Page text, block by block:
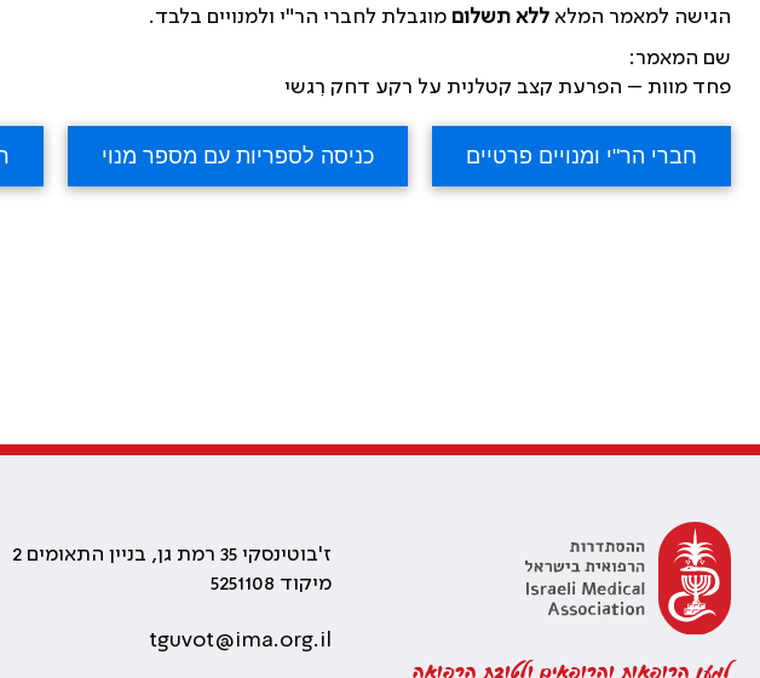
הגישה למאמר המלאללא תשלום מוגבלת לחברי הר"י ולמנויים בלבד.
שם המאמר:
פחד מוות – הפרעת קצב קטלנית על רקע דחק רִגשי
למען הרופאות והרופאים ולטובת הרפואה
ז'בוטינסקי 35 רמת גן, בניין התאומים 2
מיקוד 5251108
tguvot@ima.org.il